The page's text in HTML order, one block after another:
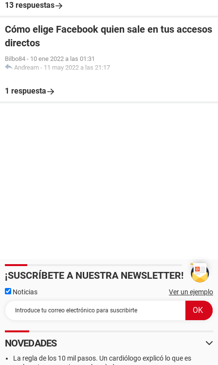
13 respuestas
Cómo elige Facebook quien sale en tus accesos
directos
Bilbo84 - 10 ene 2022 a las 01:31
Andream - 11 may 2022 a las 21:17
1 respuesta
¡SUSCRÍBETE A NUESTRA NEWSLETTER!
Noticias Ver un ejemplo
NOVEDADES
La regla de los 10 mil pasos. Un cardiólogo explicó lo que es